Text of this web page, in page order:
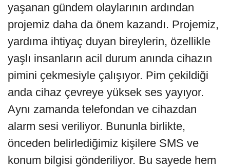
yaşanan gündem olaylarının ardından
projemiz daha da önem kazandı. Projemiz,
yardıma ihtiyaç duyan bireylerin, özellikle
yaşlı insanların acil durum anında cihazın
pimini çekmesiyle çalışıyor. Pim çekildiği
anda cihaz çevreye yüksek ses yayıyor.
Aynı zamanda telefondan ve cihazdan
alarm sesi veriliyor. Bununla birlikte,
önceden belirlediğimiz kişilere SMS ve
konum bilgisi gönderiliyor. Bu sayede hem